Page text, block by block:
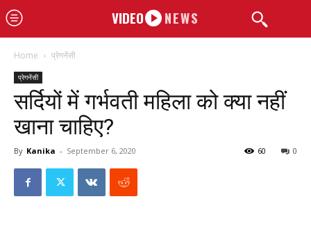
VIDEO NEWS
Home प्रेगनेंसी
प्रेगनेंसी
सर्दियों में गर्भवती महिला को क्या नहीं
खाना चाहिए?
By Kanika - September 6, 2020 0
60